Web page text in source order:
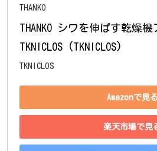
THANKO
THANKO シワを伸ばす乾燥
TKNICLOS (TKNICLOS)
TKNICLOS
Amazonで見る
楽天市場で見